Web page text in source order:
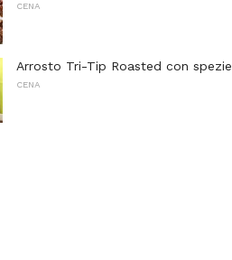
CENA
Arrosto Tri-Tip Roasted con spezie
CENA